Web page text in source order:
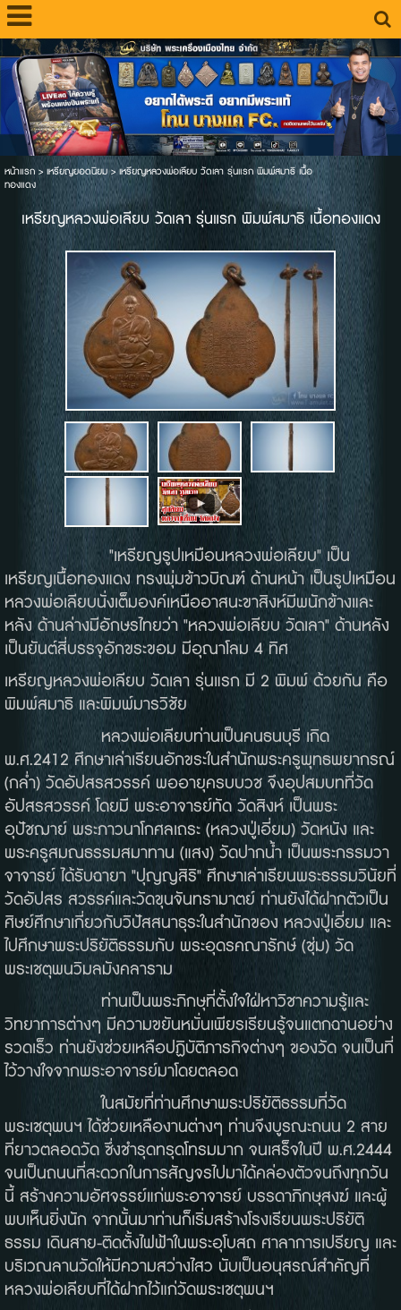
หน้าแรก> เหรียญยอดนิยม>เหรียญหลวงพ่อเลียบ วัดเลา รุ่นแรก พิมพ์สมาธิ เนื้อ
ทองแดง
เหรียญหลวงพ่อเลียบ วัดเลา รุ่นแรก พิมพ์สมาธิ เนื้อทองแดง
"เหรียญรูปเหมือนหลวงพ่อเลียบ" เป็น
เหรียญเนื้อทองแดง ทรงพุ่มข้าวบิณฑ์ ด้านหน้า เป็นรูปเหมือน
หลวงพ่อเลียบนั่งเต็มองค์เหนืออาสนะขาสิงห์มีพนักข้างและ
หลัง ด้านล่างมีอักษรไทยว่า "หลวงพ่อเลียบ วัดเลา" ด้านหลัง
เป็นยันต์สี่บรรจุอักขระขอม มีอุณาโลม 4 ทิศ
เหรียญหลวงพ่อเลียบ วัดเลา รุ่นแรก มี 2 พิมพ์ ด้วยกัน คือ
พิมพ์สมาธิ และพิมพ์มารวิชัย
หลวงพ่อเลียบท่านเป็นคนธนบุรี เกิด
พ.ศ.2412 ศึกษาเล่าเรียนอักขระในสำนักพระครูพุทธพยากรณ์
(กล่ำ) วัดอัปสรสวรรค์ พออายุครบบวช จึงอุปสมบทที่วัด
อัปสรสวรรค์ โดยมี พระอาจารย์ทัด วัดสิงห์ เป็นพระ
อุปัชฌาย์ พระภาวนาโกศลเถระ (หลวงปู่เอี่ยม) วัดหนัง และ
พระครูสมณธรรมสมาทาน (แสง) วัดปากน้ำ เป็นพระกรรมวา
จาจารย์ ได้รับฉายา "ปุญญสิริ" ศึกษาเล่าเรียนพระธรรมวินัยที่
วัดอัปสร สวรรค์และวัดขุนจันทรามาตย์ ท่านยังได้ฝากตัวเป็น
ศิษย์ศึกษาเกี่ยวกับวิปัสสนาธุระในสำนักของ หลวงปู่เอี่ยม และ
ไปศึกษาพระปริยัติธรรมกับ พระอุดรคณารักษ์ (ชุ่ม) วัด
พระเชตุพนวิมลมังคลาราม
ท่านเป็นพระภิกษุที่ตั้งใจใฝ่หาวิชาความรู้และ
วิทยาการต่างๆ มีความขยันหมั่นเพียรเรียนรู้จนแตกฉานอย่าง
รวดเร็ว ท่านยังช่วยเหลือปฏิบัติภารกิจต่างๆ ของวัด จนเป็นที่
ไว้วางใจจากพระอาจารย์มาโดยตลอด
ในสมัยที่ท่านศึกษาพระปริยัติธรรมที่วัด
พระเชตุพนฯ ได้ช่วยเหลืองานต่างๆ ท่านจึงบูรณะถนน 2 สาย
ที่ยาวตลอดวัด ซึ่งชำรุดทรุดโทรมมาก จนเสร็จในปี พ.ศ.2444
จนเป็นถนนที่สะดวกในการสัญจรไปมาได้คล่องตัวจนถึงทุกวัน
นี้ สร้างความอัศจรรย์แก่พระอาจารย์ บรรดาภิกษุสงฆ์ และผู้
พบเห็นยิ่งนัก จากนั้นมาท่านก็เริ่มสร้างโรงเรียนพระปริยัติ
ธรรม เดินสาย-ติดตั้งไฟฟ้าในพระอุโบสถ ศาลาการเปรียญ และ
บริเวณลานวัดให้มีความสว่างไสว นับเป็นอนุสรณ์สำคัญที่
หลวงพ่อเลียบที่ได้ฝากไว้แก่วัดพระเชตุพนฯ